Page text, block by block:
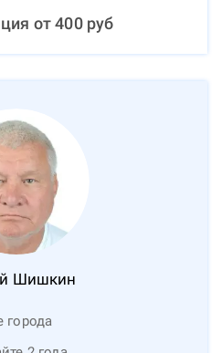
от400руб
Шишкин
города